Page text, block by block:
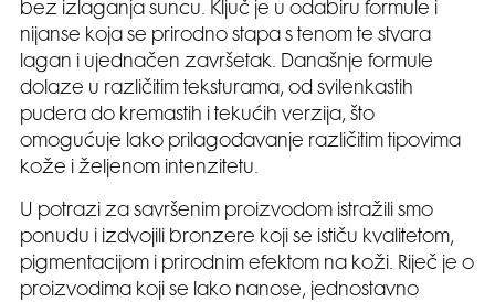
bez izlaganja suncu. Ključ je u odabiru formule i
nijanse koja se prirodno stapa s tenom te stvara
lagan i ujednačen završetak. Današnje formule
dolaze u različitim teksturama, od svilenkastih
pudera do kremastih i tekućih verzija, što
omogućuje lako prilagođavanje različitim tipovima
kože i željenom intenzitetu.
U potrazi za savršenim proizvodom istražili smo
ponudu i izdvojili bronzere koji se ističu kvalitetom,
pigmentacijom i prirodnim efektom na koži. Riječ je o
proizvodima koji se lako nanose, jednostavno